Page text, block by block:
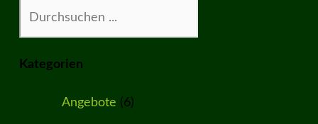
Suchen
Kategorien
Angebote (6)